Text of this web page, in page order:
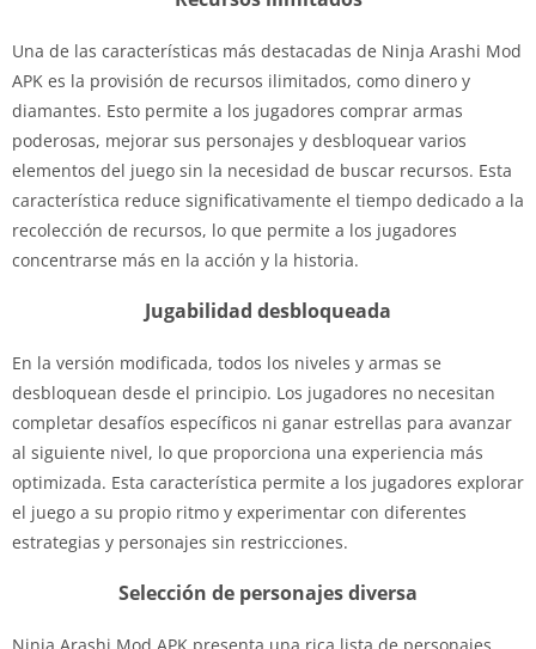
Una de las características más destacadas de Ninja Arashi Mod
APK es la provisión de recursos ilimitados, como dinero y
diamantes. Esto permite a los jugadores comprar armas
poderosas, mejorar sus personajes y desbloquear varios
elementos del juego sin la necesidad de buscar recursos. Esta
característica reduce significativamente el tiempo dedicado a la
recolección de recursos, lo que permite a los jugadores
concentrarse más en la acción y la historia.
Jugabilidad desbloqueada
En la versión modificada, todos los niveles y armas se
desbloquean desde el principio. Los jugadores no necesitan
completar desafíos específicos ni ganar estrellas para avanzar
al siguiente nivel, lo que proporciona una experiencia más
optimizada. Esta característica permite a los jugadores explorar
el juego a su propio ritmo y experimentar con diferentes
estrategias y personajes sin restricciones.
Selección de personajes diversa
Ninja Arashi Mod APK presenta una rica lista de personajes,